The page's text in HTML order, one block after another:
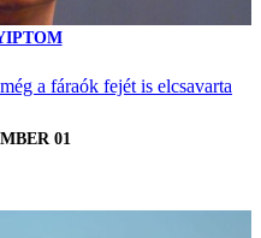
a fáraók fejét is elcsavarta
01